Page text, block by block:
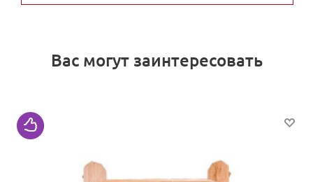
Вас могут заинтересовать